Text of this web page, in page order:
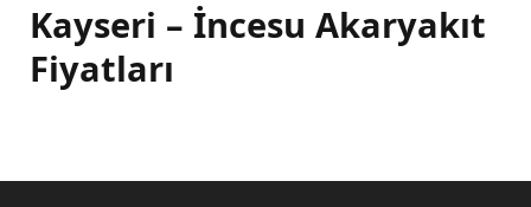
Kayseri – İncesu Akaryakıt
Fiyatları